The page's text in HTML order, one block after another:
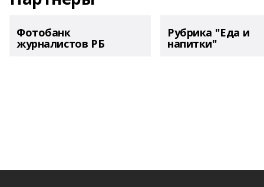
Фотобанк
журналистов РБ
Рубрика "Еда и
напитки"